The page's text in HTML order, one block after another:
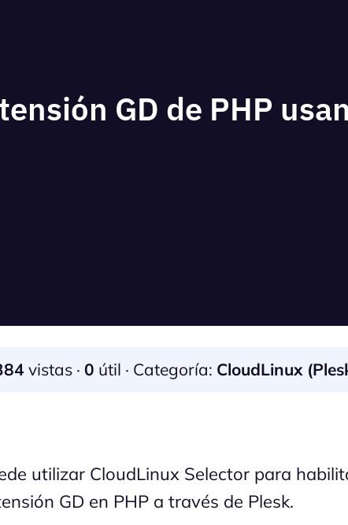
GD de PHP
vistas ·0 útil · Categoría: CloudLinux
utilizar CloudLinux Selector para
GD en PHP a través de Plesk.